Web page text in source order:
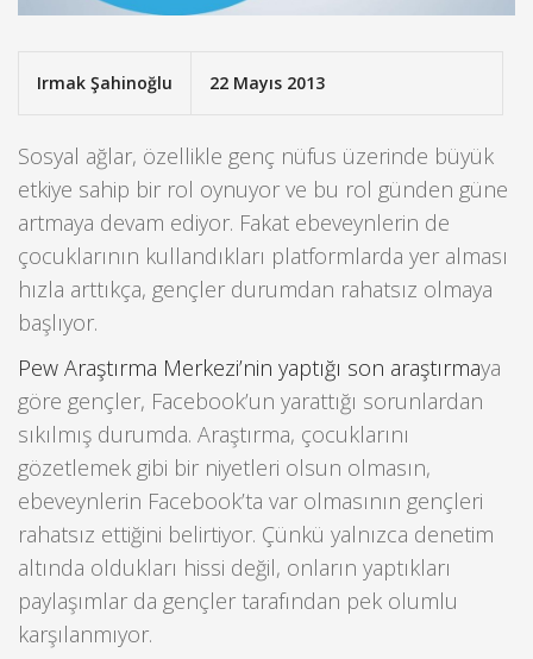
Irmak Şahinoğlu 22 Mayıs 2013
Sosyal ağlar, özellikle genç nüfus üzerinde büyük
etkiye sahip bir rol oynuyor ve bu rol günden güne
artmaya devam ediyor. Fakat ebeveynlerin de
çocuklarının kullandıkları platformlarda yer alması
hızla arttıkça, gençler durumdan rahatsız olmaya
başlıyor.
Pew Araştırma Merkezi’nin yaptığı son araştırmaya
göre gençler, Facebook’un yarattığı sorunlardan
sıkılmış durumda. Araştırma, çocuklarını
gözetlemek gibi bir niyetleri olsun olmasın,
ebeveynlerin Facebook’ta var olmasının gençleri
rahatsız ettiğini belirtiyor. Çünkü yalnızca denetim
altında oldukları hissi değil, onların yaptıkları
paylaşımlar da gençler tarafından pek olumlu
karşılanmıyor.